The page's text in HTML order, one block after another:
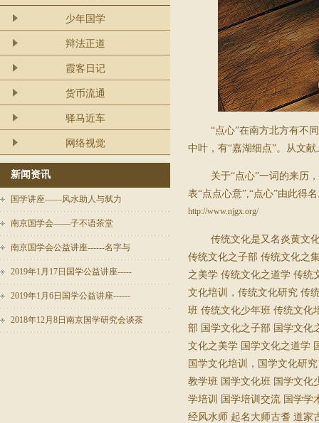
少年国学
辩法正道
霞客日记
货币流通
驿马近车
网络视觉
新闻资讯
国学讲座——风水助人与弑力
南京国学会——子不语茶堂
南京国学会公益讲座------名字与
2019年1月17日国学公益讲座-----
2019年1月6日国学公益讲座------
2018年12月8日南京国学研究会谈茶
“点心”在南方北方有不
中叶，有“嘉湖细点”。从文
关于“点心”一词的来历
表“点点心意”,“点心”由此得
http://www.njgx.org/
传统文化是又名炎黄文
传统文化之子部 传统文化之
之美学 传统文化之道学 传统
文化培训，传统文化研究 传
班 传统文化少年班 传统文化
部 国学文化之子部 国学文化
文化之美学 国学文化之道学
国学文化培训，国学文化研究
教学班 国学文化班 国学文化
学培训
国学培训交流 国学学
经风水师 起名大师古耆 道家